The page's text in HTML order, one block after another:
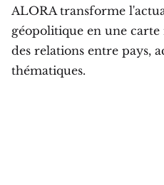
ALORA transforme
géopolitique en une
des relations entre pays,
thématiques.